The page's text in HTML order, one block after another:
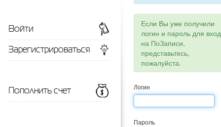
Если Вы уже получили
логин и пароль для
на ПоЗаписи,
представьтесь,
пожалуйста.
Логин
Пароль
Войти
Зарегистрироваться
Пополнить счет